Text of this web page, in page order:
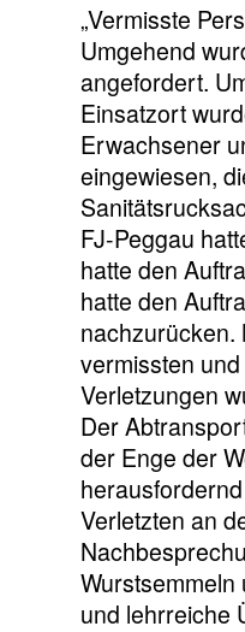
„Vermisste
Umgehend
angefordert.
Einsatzort
Erwachsener
eingewiesen,
FJ-Peggau
hatte den
hatte den
nachzurücken.
vermissten
Verletzungen
Der
der Enge der
Verletzten an
und lehrreiche